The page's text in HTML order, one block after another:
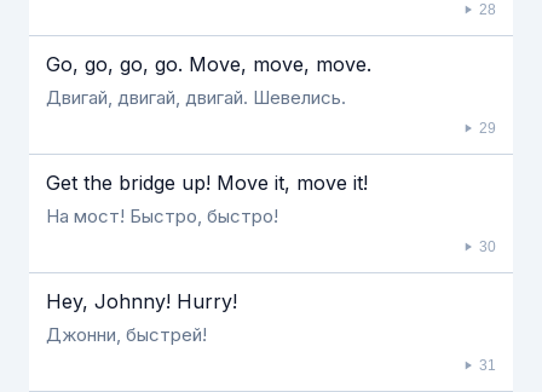
28
Go, go, go, go. Move, move, move.
Двигай, двигай, двигай. Шевелись.
29
Get the bridge up! Move it, move it!
На мост! Быстро, быстро!
30
Hey, Johnny! Hurry!
Джонни, быстрей!
31